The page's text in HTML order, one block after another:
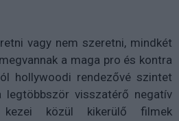
vagy nem szeretni, mindkét
a maga pro és kontra
hollywoodi rendezővé szintet
legtöbbször visszatérő negatív
közül kikerülő filmek